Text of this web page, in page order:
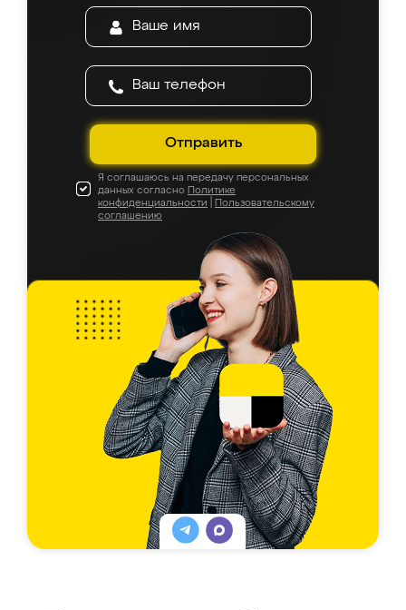
Отправить
Я соглашаюсь на передачу персональных
данных согласно Политике
конфиденциальности
Пользовательскому
соглашению